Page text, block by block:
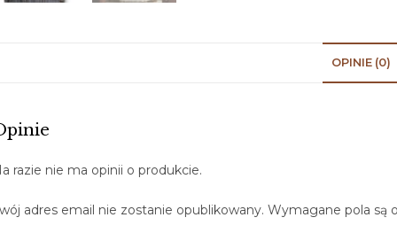
OPINIE (0)
razie nie ma opinii o produkcie.
adres email nie zostanie opublikowany. Wymagane pola są